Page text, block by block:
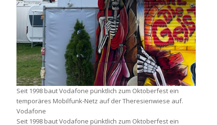
Seit 1998 baut Vodafone pünktlich zum Oktoberfest ein
temporäres Mobilfunk-Netz auf der Theresienwiese auf.
Vodafone
Seit 1998 baut Vodafone pünktlich zum Oktoberfest ein